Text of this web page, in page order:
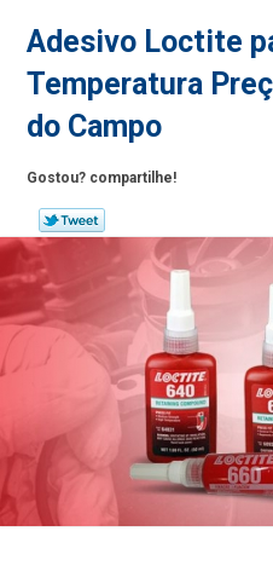
Adesivo Loctite
Temperatura
do Campo
Gostou? compartilhe!